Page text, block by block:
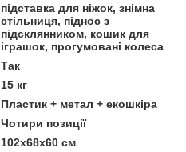
підставка для ніжок, знімна
стільниця, піднос з
підсклянником, кошик для
іграшок, прогумовані колеса
Так
15 кг
Пластик + метал + екошкіра
Чотири позиції
102х68х60 см